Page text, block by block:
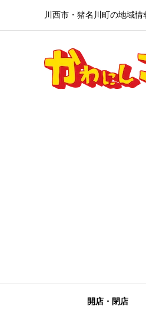
川西市・猪名川町の地域
開店・閉店